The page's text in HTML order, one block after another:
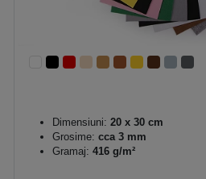
Dimensiuni: 20 x 30 cm
Grosime: cca 3 mm
Gramaj: 416 g/m²